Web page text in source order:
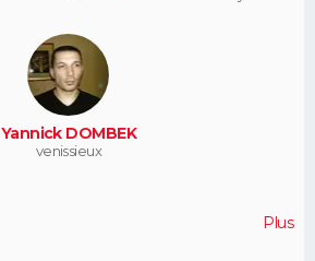
Yannick DOMBEK
venissieux
Plus